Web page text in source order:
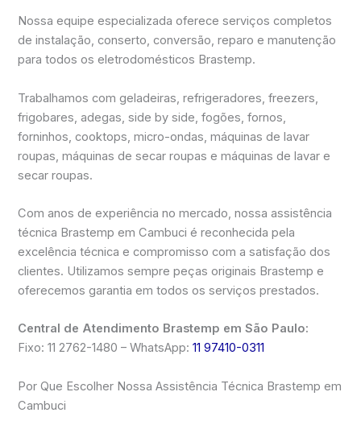
Nossa equipe especializada oferece serviços completos
de instalação, conserto, conversão, reparo e manutenção
para todos os eletrodomésticos Brastemp.
Trabalhamos com geladeiras, refrigeradores, freezers,
frigobares, adegas, side by side, fogões, fornos,
forninhos, cooktops, micro-ondas, máquinas de lavar
roupas, máquinas de secar roupas e máquinas de lavar e
secar roupas.
Com anos de experiência no mercado, nossa assistência
técnica Brastemp em Cambuci é reconhecida pela
excelência técnica e compromisso com a satisfação dos
clientes. Utilizamos sempre peças originais Brastemp e
oferecemos garantia em todos os serviços prestados.
Central de Atendimento Brastemp em São Paulo:
Fixo: 11 2762-1480 – WhatsApp:11 97410-0311
Por Que Escolher Nossa Assistência Técnica Brastemp em
Cambuci